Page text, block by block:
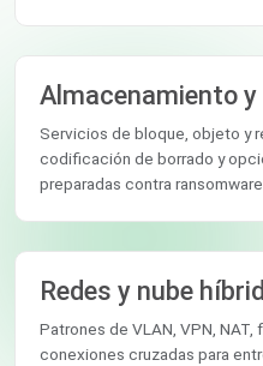
Almacenamiento
Servicios de bloque, objeto y
codificación de borrado y
preparadas contra
Redes y nube
Patrones de VLAN, VPN,
conexiones cruzadas para